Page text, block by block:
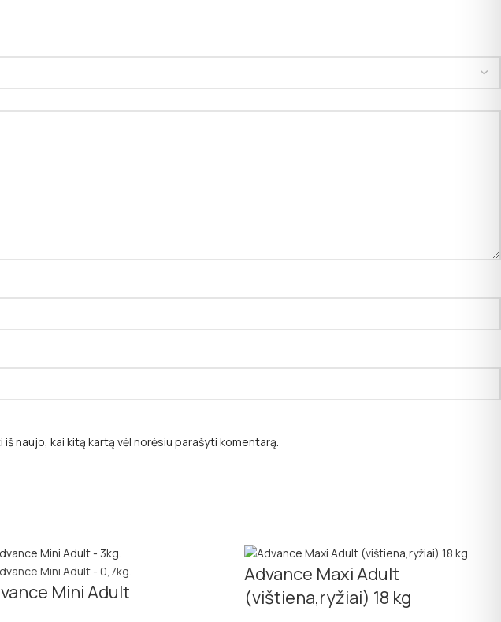
naujo, kai kitą kartą vėl norėsiu parašyti komentarą.
Mini Adult
Advance Maxi Adult
(vištiena,ryžiai) 18 kg